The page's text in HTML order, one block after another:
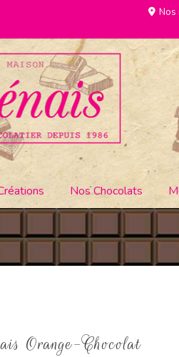
Nos
Nos Chocolats
Orange-Chocolat